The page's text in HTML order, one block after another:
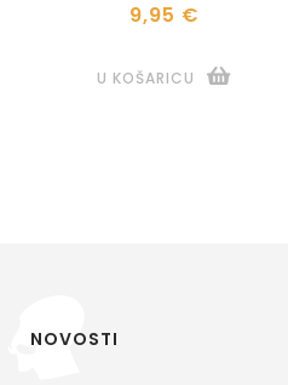
9,95 €
U KOŠARICU
NOVOSTI